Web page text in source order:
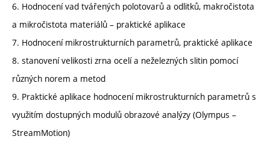
6. Hodnocení vad tvářených polotovarů a odlitků, makročistota
a mikročistota materiálů – praktické aplikace
7. Hodnocení mikrostrukturních parametrů, praktické aplikace
8. stanovení velikosti zrna ocelí a neželezných slitin pomocí
různých norem a metod
9. Praktické aplikace hodnocení mikrostrukturních parametrů s
využitím dostupných modulů obrazové analýzy (Olympus –
StreamMotion)